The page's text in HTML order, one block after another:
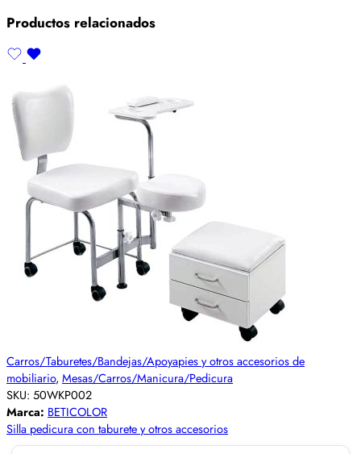
Productos relacionados
Carros/Taburetes/Bandejas/Apoyapies y otros accesorios de
mobiliario, Mesas/Carros/Manicura/Pedicura
SKU: 50WKP002
Marca: BETICOLOR
Silla pedicura con taburete y otros accesorios